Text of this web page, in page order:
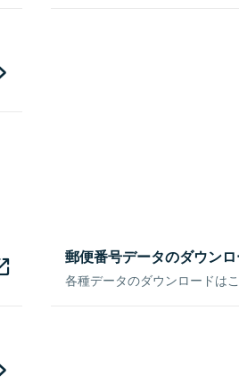
郵便番号データのダウン
各種データのダウンロードは